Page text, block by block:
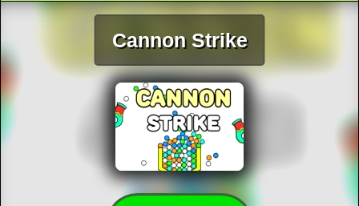
Cannon Strike